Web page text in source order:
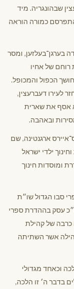
שבהונגריה. מיד
התפרסם כמורה הוראה
בערגן־בעלזען, ומסר
רוחם של אחיו
הכפול והמכופל.
לעירו דעברעצין,
אסף את שארית
ובאהבה.
ארגנטינה, שם
ילדי ישראל
ומוסדות חינוך
סבו הגדול שו״ת
עסק בההדרת ספרי
כרבה של קהילת
אשר השתיתה
וכאחד מגדולי
בדבר ה׳ זו הלכה,